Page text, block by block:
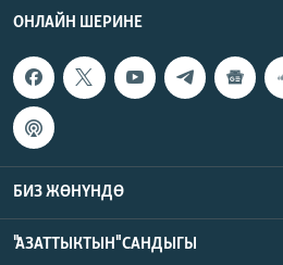
ОНЛАЙН ШЕРИНЕ
БИЗ ЖӨНҮНДӨ
"АЗАТТЫКТЫН" САНДЫГЫ